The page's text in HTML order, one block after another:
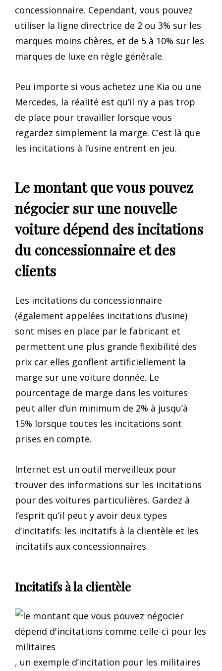
concessionnaire. Cependant, vous pouvez
utiliser la ligne directrice de 2 ou 3% sur les
marques moins chères, et de 5 à 10% sur les
marques de luxe en règle générale.
Peu importe si vous achetez une Kia ou une
Mercedes, la réalité est qu’il n’y a pas trop
de place pour travailler lorsque vous
regardez simplement la marge. C’est là que
les incitations à l’usine entrent en jeu.
Le montant que vous pouvez
négocier sur une nouvelle
voiture dépend des incitations
du concessionnaire et des
clients
Les incitations du concessionnaire
(également appelées incitations d’usine)
sont mises en place par le fabricant et
permettent une plus grande flexibilité des
prix car elles gonflent artificiellement la
marge sur une voiture donnée. Le
pourcentage de marge dans les voitures
peut aller d’un minimum de 2% à jusqu’à
15% lorsque toutes les incitations sont
prises en compte.
Internet est un outil merveilleux pour
trouver des informations sur les incitations
pour des voitures particulières. Gardez à
l’esprit qu’il peut y avoir deux types
d’incitatifs: les incitatifs à la clientèle et les
incitatifs aux concessionnaires.
Incitatifs à la clientèle
, un exemple d’incitation pour les militaires